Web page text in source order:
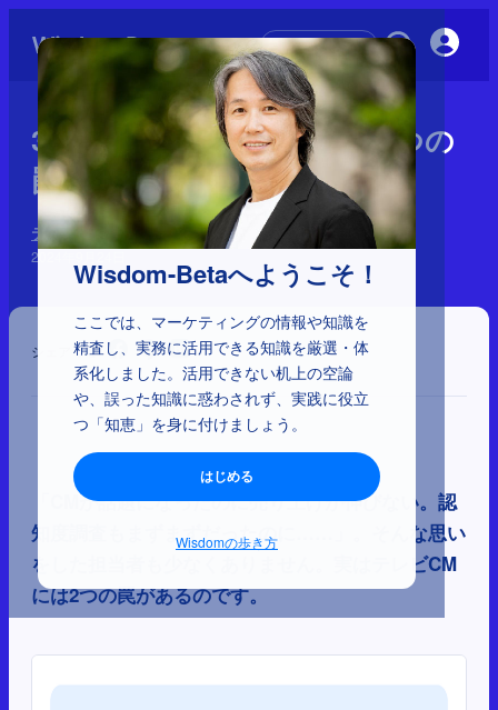
Wisdom-Betaへようこそ！
ここでは、マーケティングの情報や知識を
精査し、実務に活用できる知識を厳選・体
系化しました。活用できない机上の空論
や、誤った知識に惑わされず、実践に役立
つ「知恵」を身に付けましょう。
はじめる
Wisdomの歩き方
初めての方へ
3-1-2：CM認知率における2つの
罠
テレビCM活用における認知率の罠
2024年9月24日
シェア
「CMが話題になったのに売り上げが伸びない。認
知度調査もまずまずだったのに……」。そんな思い
をした担当者も少なくありません。実はテレビCM
には2つの罠があるのです。